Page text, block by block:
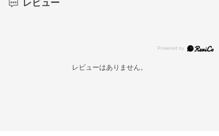
レビュー
レビューはありません。